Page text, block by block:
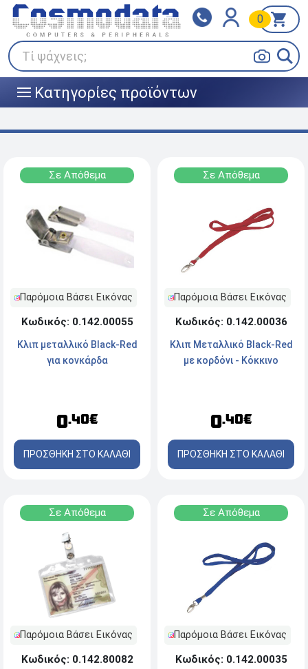
Τί ψάχνεις;
0
||| Κατηγορίες προϊόντων
Klarna
Πληρώστε σε 3
άτοκες δόσεις
BOX NOW
Σε Απόθεμα
Παρόμοια Βάσει Εικόνας
Κωδικός: 0.142.00055
Κλιπ μεταλλικό Black-Red
για κονκάρδα
0.40€
ΠΡΟΣΘΗΚΗ ΣΤΟ ΚΑΛΑΘΙ
Σε Απόθεμα
Παρόμοια Βάσει Εικόνας
Κωδικός: 0.142.00036
Κλιπ Μεταλλικό Black-Red
με κορδόνι - Κόκκινο
0.40€
ΠΡΟΣΘΗΚΗ ΣΤΟ ΚΑΛΑΘΙ
Σε Απόθεμα
Παρόμοια Βάσει Εικόνας
Κωδικός: 0.142.80082
Σε Απόθεμα
Παρόμοια Βάσει Εικόνας
Κωδικός: 0.142.00035